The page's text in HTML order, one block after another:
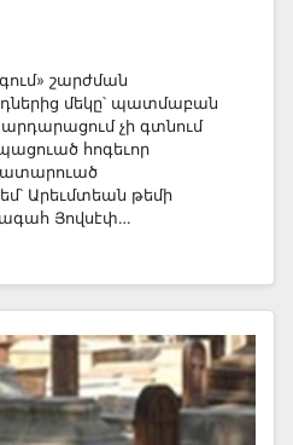
շարժման
մեկը՝ պատմաբան
չի գտնում
հոգեւոր
Արեւմտեան թեմի
Յովսէփ…